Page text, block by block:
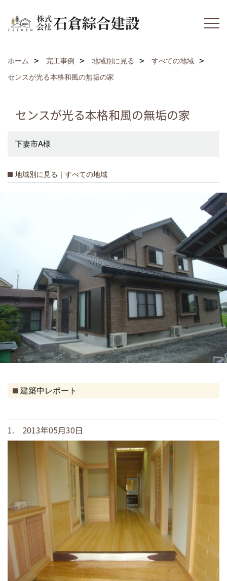
ホーム 完工事例 地域別に見る
すべての地域
センスが光る本格和風の無垢の家
センスが光る本格和風の無垢の家
下妻市A様
地域別に見る｜すべての地域
建築中レポート
1. 2013年05月30日